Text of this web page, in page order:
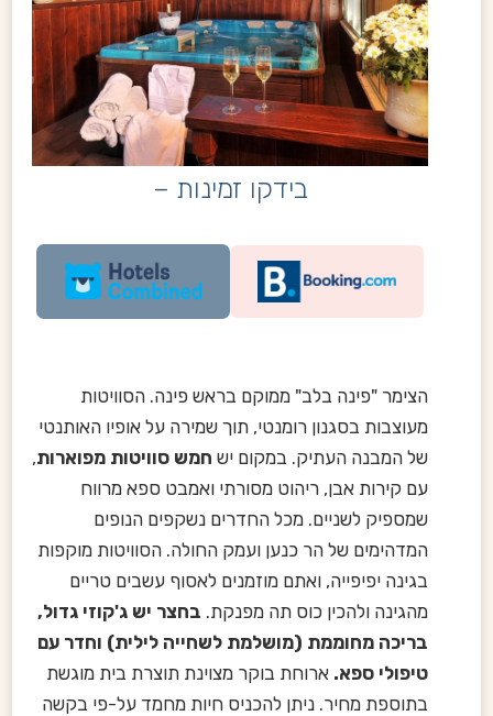
בידקו זמינות –
הצימר "פינה בלב" ממוקם בראש פינה. הסוויטות
מעוצבות בסגנון רומנטי, תוך שמירה על אופיו האותנטי
של המבנה העתיק. במקום יש חמש סוויטות מפוארות,
עם קירות אבן, ריהוט מסורתי ואמבט ספא מרווח
שמספיק לשניים. מכל החדרים נשקפים הנופים
המדהימים של הר כנען ועמק החולה. הסוויטות מוקפות
בגינה יפיפייה, ואתם מוזמנים לאסוף עשבים טריים
מהגינה ולהכין כוס תה מפנקת. בחצר יש ג'קוזי גדול,
בריכה מחוממת (מושלמת לשחייה לילית) וחדר עם
טיפולי ספא. ארוחת בוקר מצוינת תוצרת בית מוגשת
בתוספת מחיר. ניתן להכניס חיות מחמד על-פי בקשה